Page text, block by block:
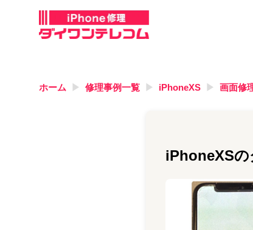
ホーム 修理事例一覧 iPhoneXS 画面修
iPhoneXSの